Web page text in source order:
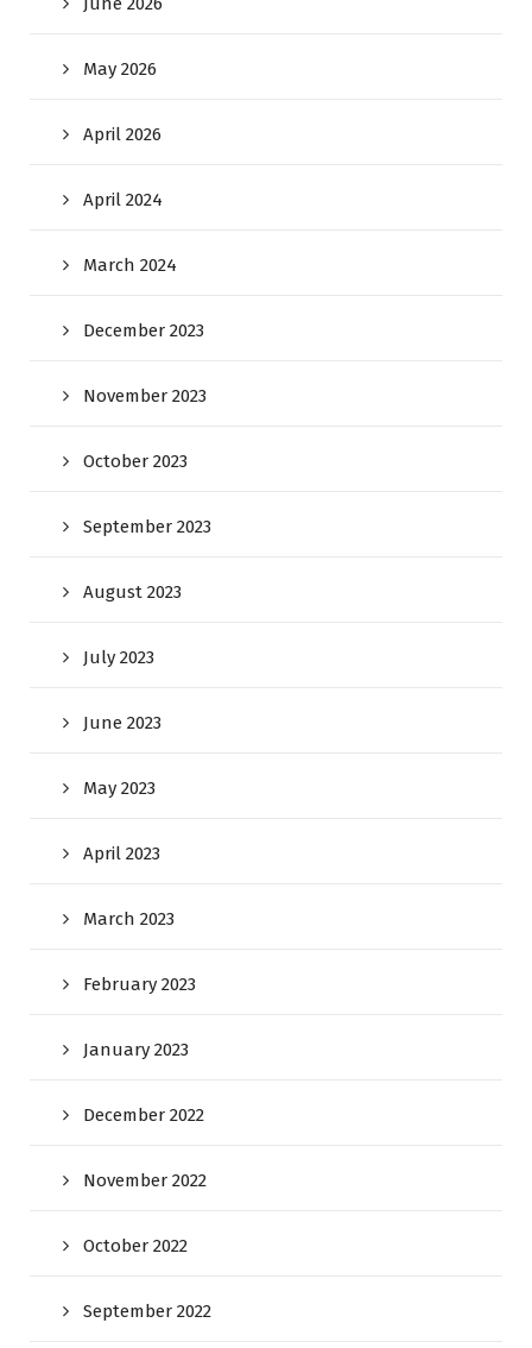
May 2026
April 2026
April 2024
March 2024
December 2023
November 2023
October 2023
September 2023
August 2023
July 2023
June 2023
May 2023
April 2023
March 2023
February 2023
January 2023
December 2022
November 2022
October 2022
September 2022